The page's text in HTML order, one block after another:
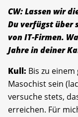
CW: Lassen wir
Du verfügst über
von IT-Firmen.
Jahre in deiner
Kull: Bis zu
Masochist sein
versuche stets,
erreichen. Für